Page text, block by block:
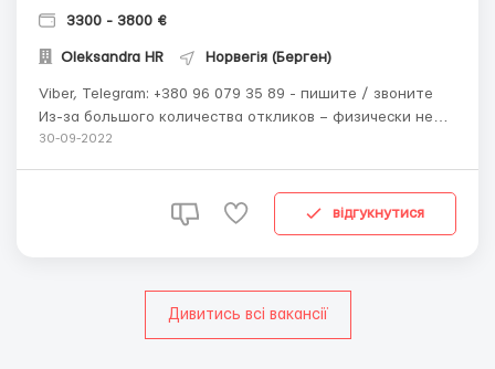
3300 - 3800 €
Oleksandra HR Норвегія (Берген)
Viber, Telegram: +380 96 079 35 89 - пишите / звоните
Из-за большого количества откликов – физически не
успеваю ответить на сайте, поэтому связывайтесь
вредных привычек, трудолюб...
30-09-2022
відгукнутися
Дивитись всі вакансії